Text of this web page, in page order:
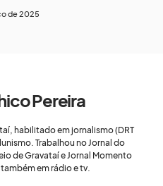
de 2025
Pereira
habilitado em jornalismo (DRT
Trabalhou no Jornal do
de Gravataí e Jornal Momento
em rádio e tv.